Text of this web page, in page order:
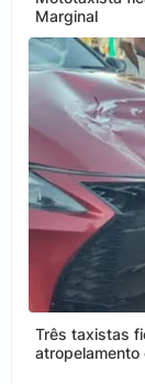
Marginal
Três taxistas
atropelamento